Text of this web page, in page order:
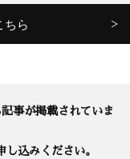
ちら
事が掲載されていま
込みください。